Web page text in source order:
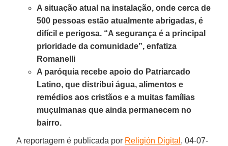
A situação atual na instalação, onde cerca de
500 pessoas estão atualmente abrigadas, é
difícil e perigosa. “A segurança é a principal
prioridade da comunidade”, enfatiza
Romanelli
A paróquia recebe apoio do Patriarcado
Latino, que distribui água, alimentos e
remédios aos cristãos e a muitas famílias
muçulmanas que ainda permanecem no
bairro.
A reportagem é publicada por Religión Digital , 04-07-